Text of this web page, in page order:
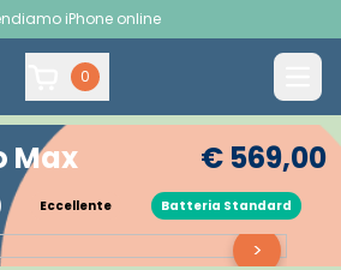
iPhone online
0
Max € 569,00
Eccellente Batteria Standard
>